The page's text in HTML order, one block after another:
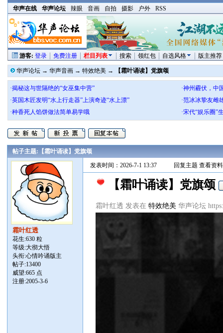
华声在线 华声论坛 辣眼 音画 自拍 摄影 户外 RSS
游客: 登录 免费注册 栏目列表 搜索 领红包 自选风格 版主推荐
华声论坛→ 华声音画→ 特效绝美→ 【霜叶诵读】党旗颂
·揭秘这与世隔绝的“女巫集中营”
·神州霾伏，中
·英国木匠发明“水上行走器”上演奇迹“水上漂”
·范冰冰挚友雌
·种香死人馅饼做法简单易学哦
·宋代“娱乐圈”
帖子主题:【霜叶诵读】党旗颂
霜叶红透
花生:630 粒
等级:大彻大悟
头衔:心情吟诵版主
帖子:13400
威望:665 点
注册:2005-3-6
发表时间：2026-7-1 13:37 回复主题 查看资料
【霜叶诵读】党旗颂
霜叶红透 发表在 特效绝美 华声论坛